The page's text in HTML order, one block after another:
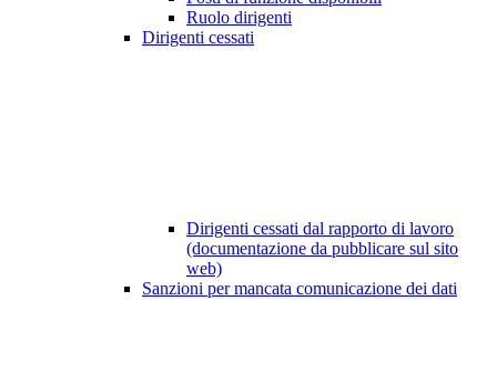
Ruolo dirigenti
Dirigenti cessati
Dirigenti cessati dal rapporto di lavoro
(documentazione da pubblicare sul sito
web)
Sanzioni per mancata comunicazione dei dati